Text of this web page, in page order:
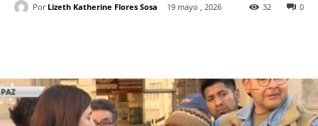
Por Lizeth Katherine Flores Sosa 19 mayo , 2026 0
32